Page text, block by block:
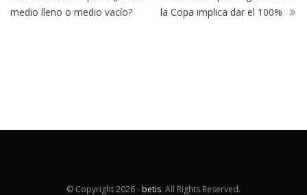
medio lleno o medio vacío?
la Copa implica dar el 100%
© Copyright2026 - betis. All Rights Reserved.